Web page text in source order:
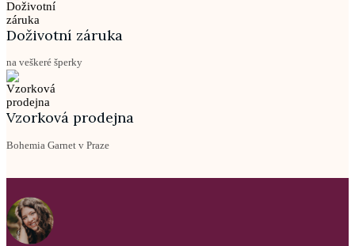
Doživotní záruka
na veškeré šperky
Vzorková prodejna
Bohemia Garnet v Praze